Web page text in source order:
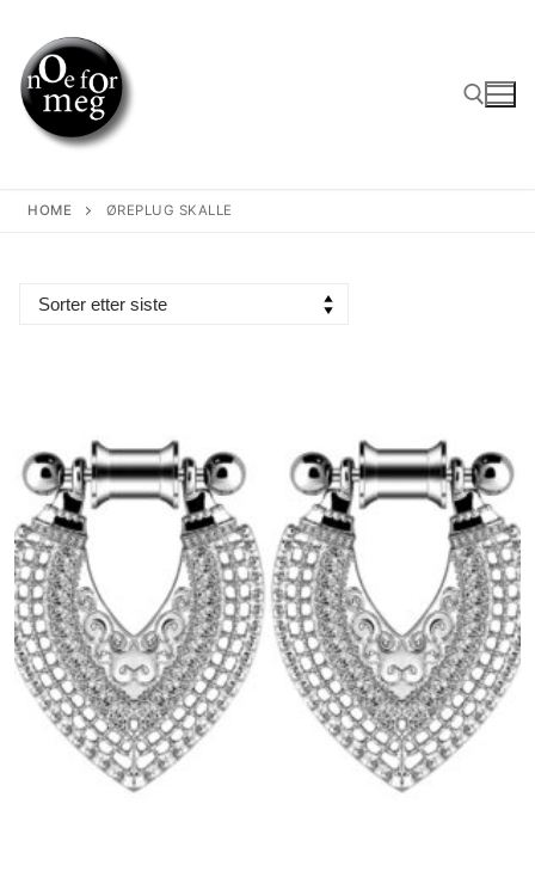
content
HOME ØREPLUG SKALLE